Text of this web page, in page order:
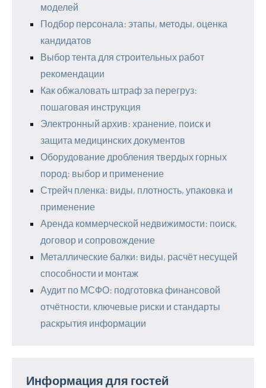
моделей
Подбор персонала: этапы, методы, оценка
кандидатов
Выбор тента для строительных работ
рекомендации
Как обжаловать штраф за перегруз:
пошаговая инструкция
Электронный архив: хранение, поиск и
защита медицинских документов
Оборудование дробления твердых горных
пород: выбор и применение
Стрейч пленка: виды, плотность, упаковка и
применение
Аренда коммерческой недвижимости: поиск,
договор и сопровождение
Металлические балки: виды, расчёт несущей
способности и монтаж
Аудит по МСФО: подготовка финансовой
отчётности, ключевые риски и стандарты
раскрытия информации
Информация для гостей